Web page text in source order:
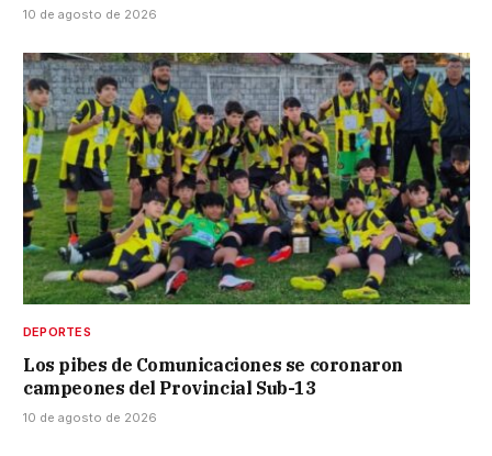
10 de agosto de 2026
DEPORTES
Los pibes de Comunicaciones se coronaron
campeones del Provincial Sub-13
10 de agosto de 2026